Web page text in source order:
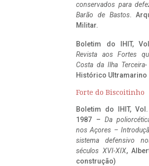
conservados para
Barão de Bastos.
Militar.
Boletim do IHIT,
Revista aos Fortes
Costa da Ilha
Histórico Ultramarino
Forte do Biscoitinho
Boletim do IHIT,
1987 – Da
nos Açores –
sistema defensivo
séculos XVI-XIX,
construção)